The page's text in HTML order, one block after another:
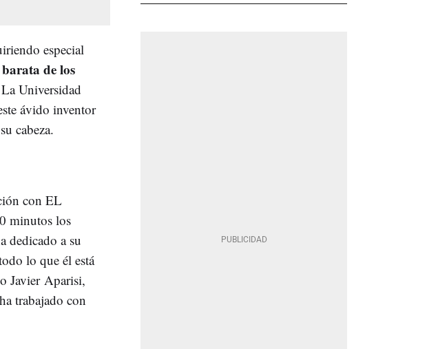
especial
de los
Universidad
ávido inventor
cabeza.
con EL
minutos los
dedicado a su
lo que él está
Javier Aparisi,
trabajado con